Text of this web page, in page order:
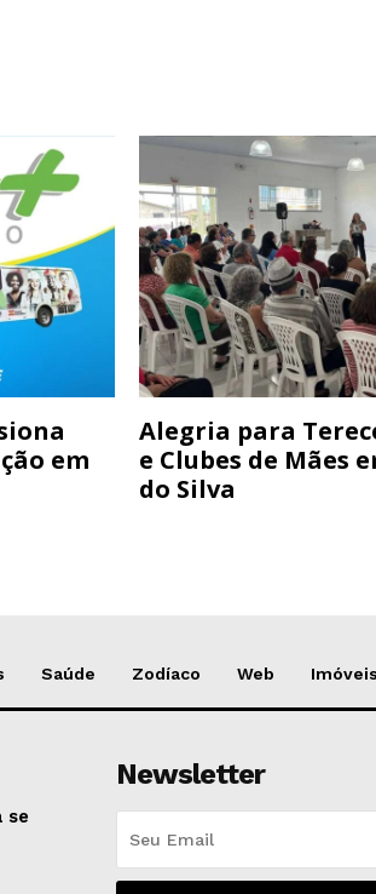
em
Alegria para
e Clubes de Mães
do Silva
Saúde Zodíaco Web Imóveis
se
Newsletter